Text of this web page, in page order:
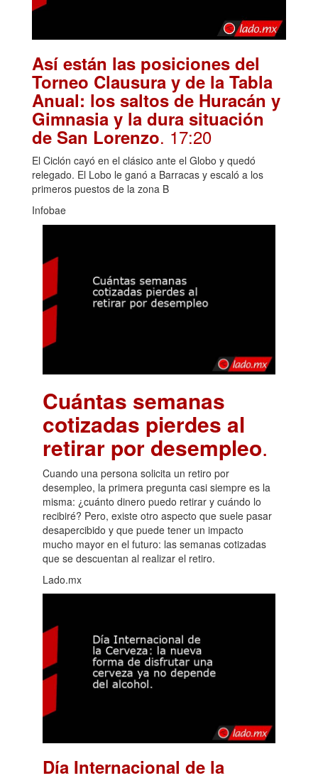
Así están las posiciones del
Torneo Clausura y de la Tabla
Anual: los saltos de Huracán y
Gimnasia y la dura situación
de San Lorenzo. 17:20
El Ciclón cayó en el clásico ante el Globo y quedó
relegado. El Lobo le ganó a Barracas y escaló a los
primeros puestos de la zona B
Infobae
Cuántas semanas
cotizadas pierdes al
retirar por desempleo.
Cuando una persona solicita un retiro por
desempleo, la primera pregunta casi siempre es la
misma: ¿cuánto dinero puedo retirar y cuándo lo
recibiré? Pero, existe otro aspecto que suele pasar
desapercibido y que puede tener un impacto
mucho mayor en el futuro: las semanas cotizadas
que se descuentan al realizar el retiro.
Lado.mx
Día Internacional de la